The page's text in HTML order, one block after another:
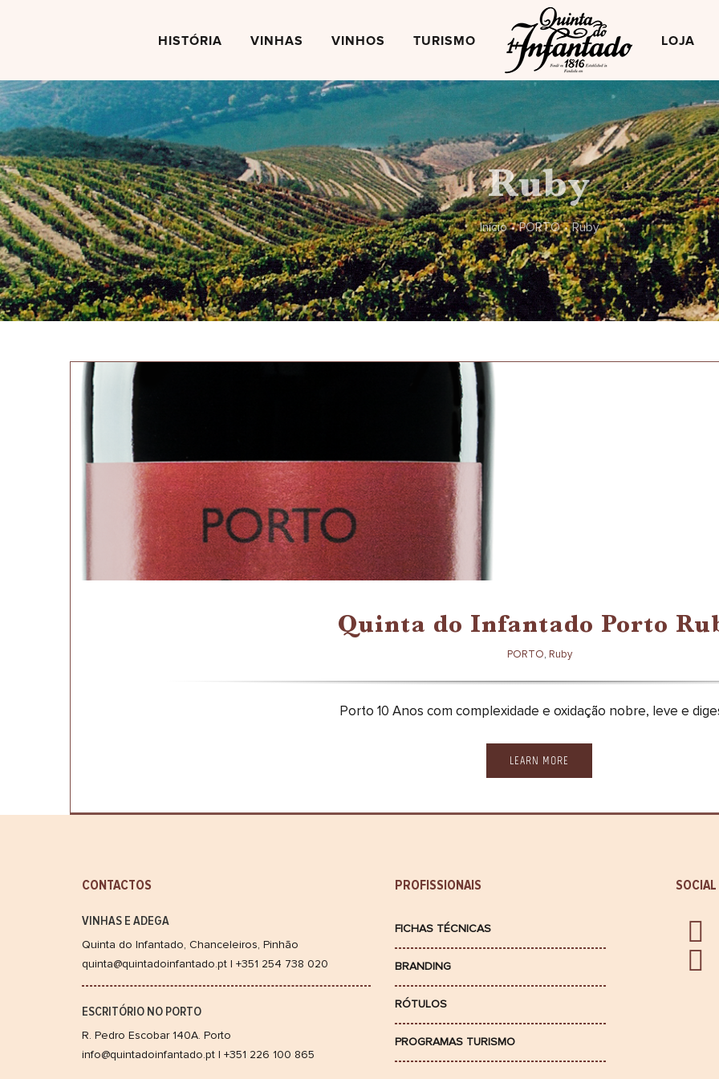
HISTÓRIA VINHAS VINHOS TURISMO LOJA
Ruby
Início • PORTO • Ruby
Quinta do Infantado Porto Ruby
RUBY
Quinta do Infantado Porto
PORTO, Ruby
Porto 10 Anos com complexidade e oxidação nobre, leve e
LEARN MORE
CONTACTOS
VINHAS E ADEGA
Quinta do Infantado, Chanceleiros, Pinhão
quinta@quintadoinfantado.pt | +351 254 738 020
ESCRITÓRIO NO PORTO
R. Pedro Escobar 140A. Porto
info@quintadoinfantado.pt | +351 226 100 865
PROFISSIONAIS
FICHAS TÉCNICAS
BRANDING
RÓTULOS
PROGRAMAS TURISMO
SOCIAL